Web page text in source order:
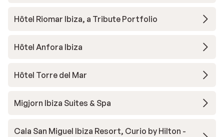
Hôtel Riomar Ibiza, a Tribute Portfolio
Hôtel Anfora Ibiza
Hôtel Torre del Mar
Migjorn Ibiza Suites & Spa
Cala San Miguel Ibiza Resort, Curio by Hilton -